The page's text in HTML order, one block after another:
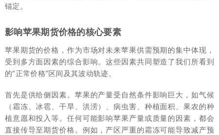
锚定。
影响苹果期货价格的核心要素
苹果期货的价格，作为市场对未来苹果供需预期的集中体现，
受到多方面因素的综合影响。这些因素共同塑造了我们所看到
的“正常价格”区间及其波动轨迹。
首先是供给侧因素。苹果的产量受自然条件影响巨大，如气候
（霜冻、冰雹、干旱、洪涝）、病虫害、种植面积、果农的种
植意愿和投入等。任何可能影响苹果产量或质量的因素，都会
直接传导至期货价格。例如，产区严重的霜冻可能导致减产预